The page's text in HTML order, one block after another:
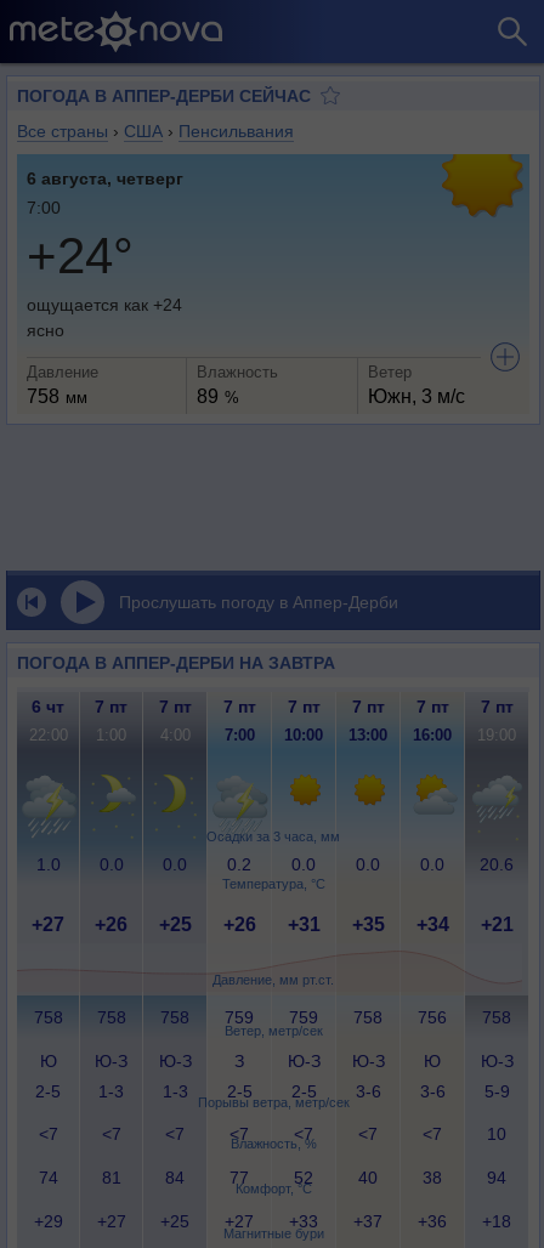
ПОГОДА В АППЕР-ДЕРБИ СЕЙЧАС
Все страны › США › Пенсильвания
6 августа, четверг
7:00
+24°
ощущается как +24
ясно
Давление
758 мм
Влажность
89 %
Ветер
Южн, 3 м/с
Прослушать погоду в Аппер-Дерби
ПОГОДА В АППЕР-ДЕРБИ НА ЗАВТРА
Осадки за 3 часа, мм
Температура, °C
Давление, мм рт.ст.
Ветер, метр/сек
Порывы ветра, метр/сек
Влажность, %
Комфорт, °C
Магнитные бури
6 чт 7 пт 7 пт 7 пт 7 пт 7 пт 7 пт 7 пт
22:00 1:00 4:00 7:00 10:00 13:00 16:00 19:00
1.0 0.0 0.0 0.2 0.0 0.0 0.0 20.6
+27 +26 +25 +26 +31 +35 +34 +21
758 758 758 759 759 758 756 758
Ю
2-5
Ю-З
1-3
Ю-З
1-3
З
2-5
Ю-З
2-5
Ю-З
3-6
Ю
3-6
Ю-З
5-9
<7 <7 <7 <7 <7 <7 <7 10
74 81 84 77 52 40 38 94
+29 +27 +25 +27 +33 +37 +36 +18